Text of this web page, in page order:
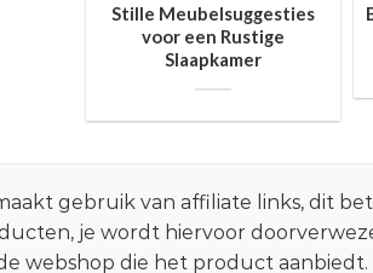
Stille Meubelsuggesties
voor een Rustige
Slaapkamer
gebruik van affiliate links, dit
je wordt hiervoor
webshop die het product aanbiedt.